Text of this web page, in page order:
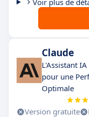
Voir plus de
Claude
L'Assistant
pour une
Optimale
Version gratuite